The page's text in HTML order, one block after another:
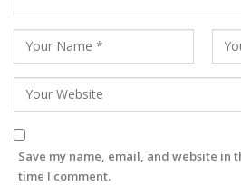
Save my name, email, and website in
time I comment.